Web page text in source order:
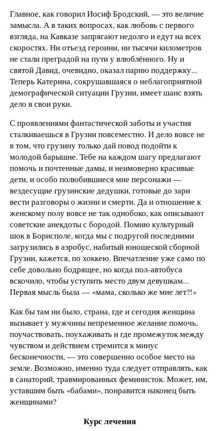
Главное, как говорил Иосиф Бродский, — это величие
замысла. А в таких вопросах, как любовь с первого
взгляда, на Кавказе запрягают недолго и едут на всех
скоростях. Ни отъезд героини, ни тысячи километров
не стали преградой на пути у влюблённого. Ну и
святой Давид, очевидно, оказал парню поддержку...
Теперь Катерина, сокрушавшаяся о неблагоприятной
демографической ситуации Грузии, имеет шанс взять
дело в свои руки.
С проявлениями фантастической заботы и участия
сталкиваешься в Грузии повсеместно. И дело вовсе не
в том, что грузину только дай повод подойти к
молодой барышне. Тебе на каждом шагу предлагают
помочь и почтенные дамы, и неимоверно красивые
дети, и особо полюбившиеся мне персонажи —
вездесущие грузинские дедушки, готовые до зари
вести разговоры о жизни и смерти. Да и отношение к
женскому полу вовсе не так однобоко, как описывают
советские анекдоты с бородой. Помню культурный
шок в Борисполе, когда мы с подругой последними
загрузились в аэробус, набитый юношеской сборной
Грузии, кажется, по хоккею. Впечатление уже само по
себе довольно бодрящее, но когда пол-автобуса
вскочило, чтобы уступить место двум девушкам...
Первая мысль была — «мама, сколько же мне лет?!»
Как бы там ни было, страна, где и сегодня женщина
вызывает у мужчины непременное желание помочь,
поучаствовать, поухаживать и где промежуток между
чувством и действием стремится к минус
бесконечности, — это совершенно особое место на
земле. Возможно, именно туда следует отправлять, как
в санаторий, травмированных феминисток. Может, им,
уставшим быть «бабами», понравится наконец быть
женщинами?
Курс лечения